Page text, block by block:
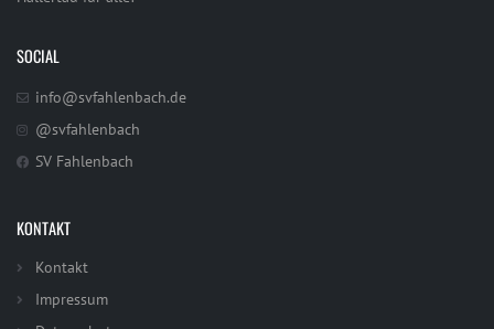
SOCIAL
info@svfahlenbach.de
@svfahlenbach
SV Fahlenbach
KONTAKT
Kontakt
Impressum